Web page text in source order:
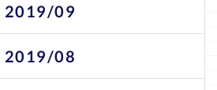
2019/09
2019/08